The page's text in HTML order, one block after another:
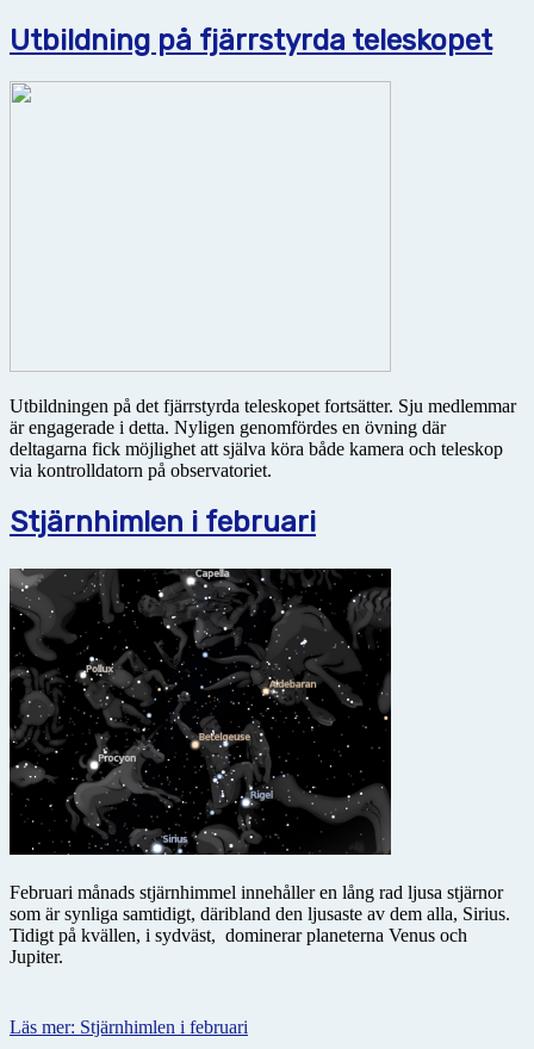
Utbildning på fjärrstyrda teleskopet
Utbildningen på det fjärrstyrda teleskopet fortsätter. Sju medlemmar
är engagerade i detta. Nyligen genomfördes en övning där
deltagarna fick möjlighet att själva köra både kamera och teleskop
via kontrolldatorn på observatoriet.
Stjärnhimlen i februari
Februari månads stjärnhimmel innehåller en lång rad ljusa stjärnor
som är synliga samtidigt, däribland den ljusaste av dem alla, Sirius.
Tidigt på kvällen, i sydväst, dominerar planeterna Venus och
Jupiter.
Läs mer: Stjärnhimlen i februari